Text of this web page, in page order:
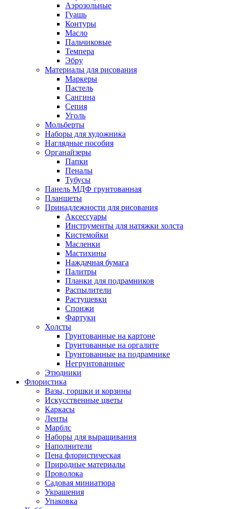
Аэрозольные
Гуашь
Контуры
Масло
Пальчиковые
Темпера
Эбру
Материалы для рисования
Маркеры
Пастель
Сангина
Сепия
Уголь
Мольберты
Наборы для художника
Наглядные пособия
Органайзеры
Папки
Пеналы
Тубусы
Панель МДФ грунтованная
Планшеты
Принадлежности для рисования
Аксессуары
Инструменты для натяжки холста
Кистемойки
Масленки
Мастихины
Наждачная бумага
Палитры
Планки для подрамников
Распылители
Растушевки
Спонжи
Фартуки
Холсты
Грунтованные на картоне
Грунтованные на оргалите
Грунтованные на подрамнике
Негрунтованные
Этюдники
Флористика
Вазы, горшки и корзины
Искусственные цветы
Каркасы
Ленты
Марблс
Наборы для выращивания
Наполнители
Пена флористическая
Природные материалы
Проволока
Садовая миниатюра
Украшения
Упаковка